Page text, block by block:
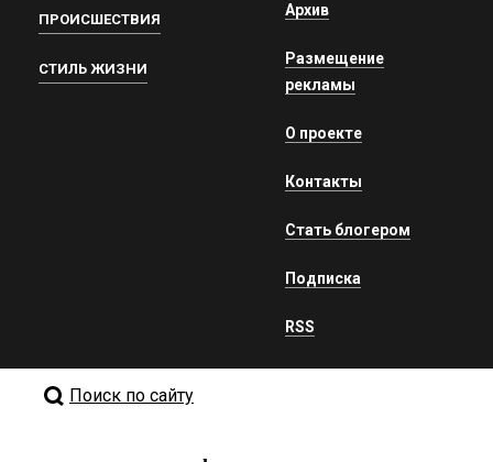
ПРОИСШЕСТВИЯ
СТИЛЬ ЖИЗНИ
Архив
Размещение
рекламы
О проекте
Контакты
Стать блогером
Подписка
RSS
Поиск по сайту